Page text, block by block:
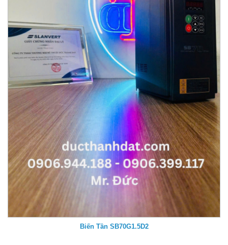
Biến Tần SB70G1.5D2